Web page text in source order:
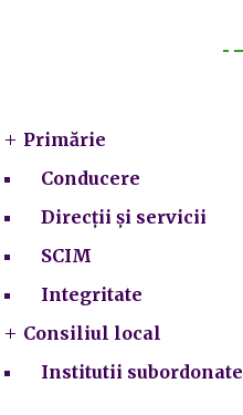
Primărie
Conducere
Direcții și servicii
SCIM
Integritate
Consiliul local
Institutii subordonate